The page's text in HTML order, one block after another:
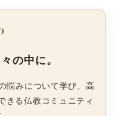
の中に。
悩みについて学び、高
きる仏教コミュニティ